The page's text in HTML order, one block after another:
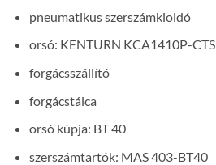
pneumatikus szerszámkioldó
orsó: KENTURN KCA1410P-CTS
forgácsszállító
forgácstálca
orsó kúpja: BT 40
szerszámtartók: MAS 403-BT40